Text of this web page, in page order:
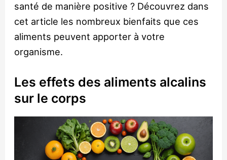
santé de manière positive ? Découvrez dans
cet article les nombreux bienfaits que ces
aliments peuvent apporter à votre
organisme.
Les effets des aliments alcalins
sur le corps